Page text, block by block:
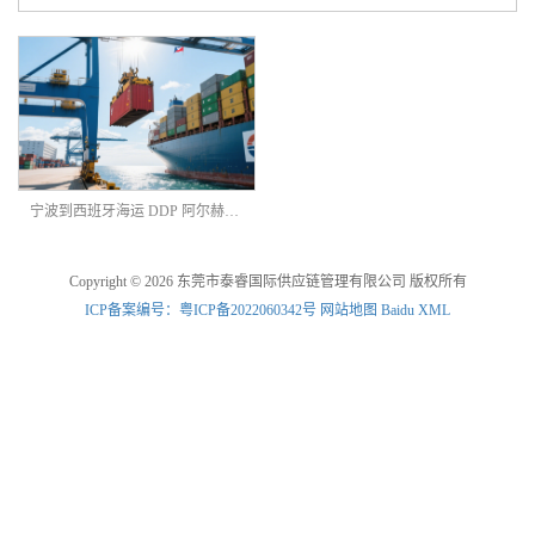
宁波到西班牙海运 DDP 阿尔赫西拉斯港海派双清
Copyright © 2026 东莞市泰睿国际供应链管理有限公司 版权所有
ICP备案编号：粤ICP备2022060342号 网站地图 Baidu XML